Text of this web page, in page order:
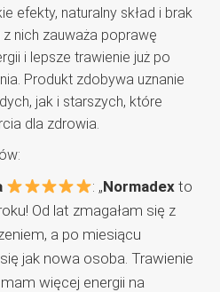
efekty, naturalny skład i brak
nich zauważa poprawę
i lepsze trawienie już po
Produkt zdobywa uznanie
jak i starszych, które
dla zdrowia.
: „Normadexto
Od lat zmagałam się z
a po miesiącu
jak nowa osoba. Trawienie
więcej energii na